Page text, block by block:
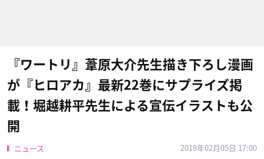
『ワートリ』葦原大介先生描き下ろし漫画
が『ヒロアカ』最新22巻にサプライズ掲
載！堀越耕平先生による宣伝イラストも公
開
ニュース
2019年02月05日 17:00